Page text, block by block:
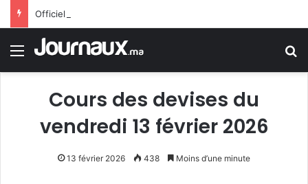
Menu
Cours des devises du
vendredi 13 février 2026
13 février 2026 438 Moins d’une minute